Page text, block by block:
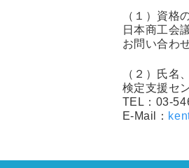
（１）資格
日本商工
お問い合わ
（２）氏名
検定支援セ
TEL：03-
E-Mail：